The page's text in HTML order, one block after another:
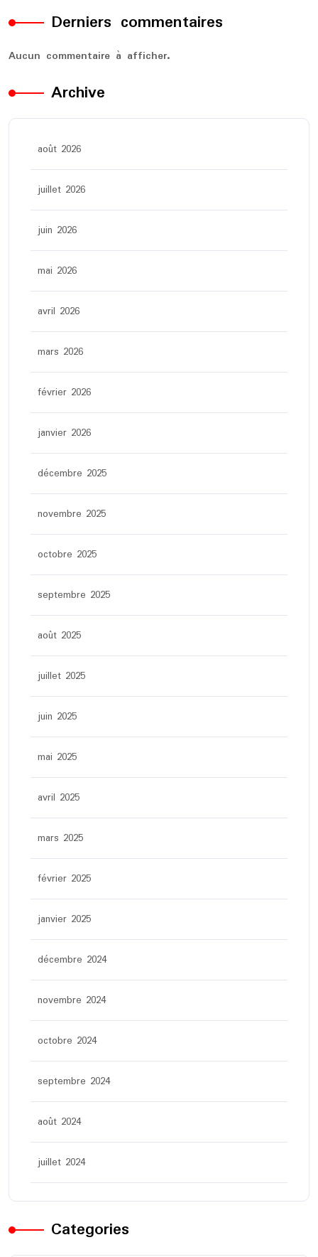
Derniers commentaires
Aucun commentaire à afficher.
Archive
août 2026
juillet 2026
juin 2026
mai 2026
avril 2026
mars 2026
février 2026
janvier 2026
décembre 2025
novembre 2025
octobre 2025
septembre 2025
août 2025
juillet 2025
juin 2025
mai 2025
avril 2025
mars 2025
février 2025
janvier 2025
décembre 2024
novembre 2024
octobre 2024
septembre 2024
août 2024
juillet 2024
Categories